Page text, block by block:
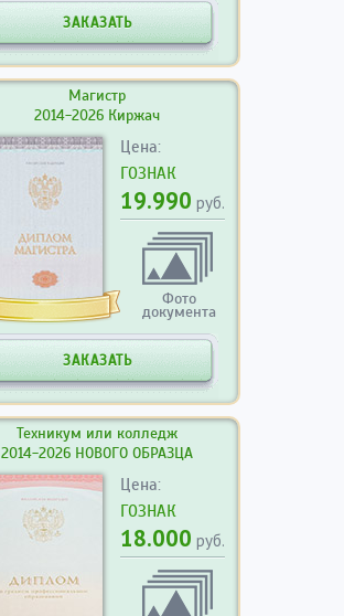
ЗАКАЗАТЬ
Магистр
2014-2026 Киржач
Цена:
ГОЗНАК
19.990 руб.
Фото
документа
ЗАКАЗАТЬ
Техникум или колледж
2014-2026 НОВОГО ОБРАЗЦА
Цена:
ГОЗНАК
18.000 руб.